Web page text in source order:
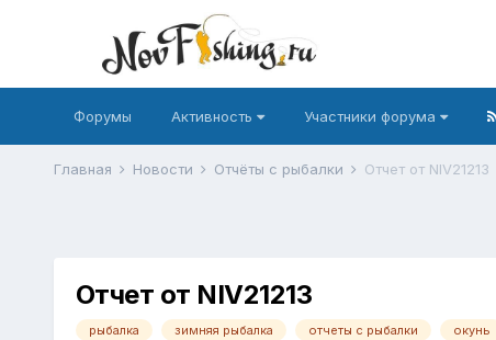
Форумы Активность Участники форума
Главная Новости Отчёты с рыбалки Отчет от NIV21213
Отчет от NIV21213
рыбалка зимняя рыбалка отчеты с рыбалки окунь